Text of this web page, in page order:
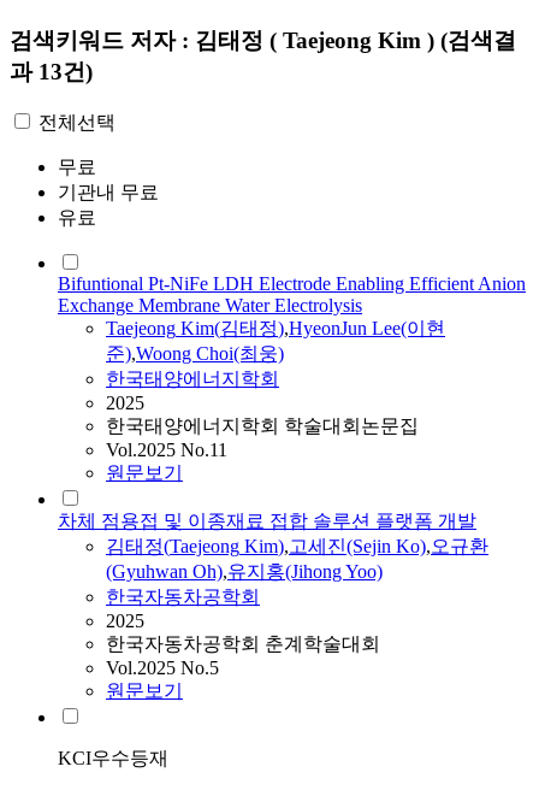
검색키워드 저자 : 김태정 ( Taejeong Kim ) (검색결
과 13건)
전체선택
무료
기관내 무료
유료
Bifuntional Pt-NiFe LDH Electrode Enabling Efficient Anion
Exchange Membrane Water Electrolysis
Taejeong Kim(김태정),HyeonJun Lee(이현
준),Woong Choi(최웅)
한국태양에너지학회
2025
한국태양에너지학회 학술대회논문집
Vol.2025 No.11
원문보기
차체 점용접 및 이종재료 접합 솔루션 플랫폼 개발
김태정(Taejeong Kim),고세진(Sejin Ko),오규환
(Gyuhwan Oh),유지홍(Jihong Yoo)
한국자동차공학회
2025
한국자동차공학회 춘계학술대회
Vol.2025 No.5
원문보기
KCI우수등재